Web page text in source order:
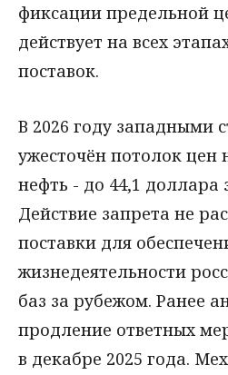
фиксации предельной
действует на всех
поставок.
В 2026 году западными
ужесточён потолок цен
нефть - до 44,1 доллара
Действие запрета не
поставки для
жизнедеятельности
баз за рубежом. Ранее
продление ответных
в декабре 2025 года.